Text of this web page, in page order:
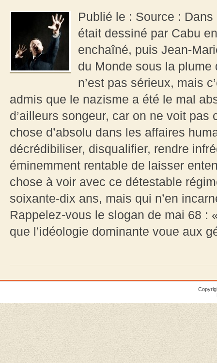
Publié le : Source :
était dessiné par Cabu
enchaîné, puis Jean-
du Monde sous la
n’est pas sérieux, mais
admis que le nazisme a été le mal
d’ailleurs songeur, car on ne voit
chose d’absolu dans les affaires
décrédibiliser, disqualifier, rendre
éminemment rentable de laisser
chose à voir avec ce détestable
soixante-dix ans, mais qui n’en
Rappelez-vous le slogan de mai 68 :
que l’idéologie dominante voue aux